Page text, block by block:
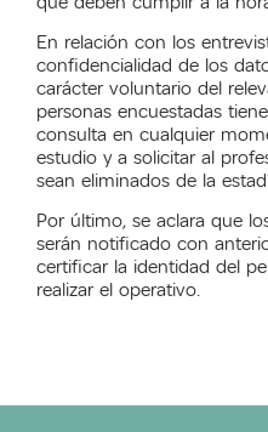
En relación con los
confidencialidad de los
carácter voluntario del
personas encuestadas
consulta en cualquier
estudio y a solicitar al
sean eliminados de la
Por último, se aclara que
serán notificado con
certificar la identidad del
realizar el operativo.